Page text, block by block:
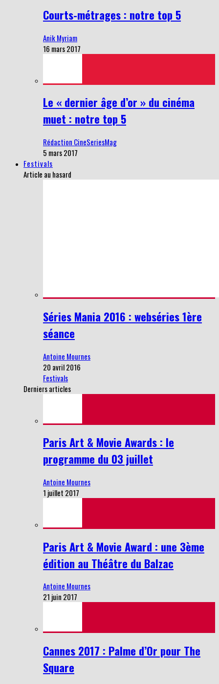
Courts-métrages : notre top 5
Anik Myriam
16 mars 2017
Le « dernier âge d’or » du cinéma
muet : notre top 5
Rédaction CineSeriesMag
5 mars 2017
Festivals
Article au hasard
Séries Mania 2016 : webséries 1ère
séance
Antoine Mournes
20 avril 2016
Festivals
Derniers articles
Paris Art & Movie Awards : le
programme du 03 juillet
Antoine Mournes
1 juillet 2017
Paris Art & Movie Award : une 3ème
édition au Théâtre du Balzac
Antoine Mournes
21 juin 2017
Cannes 2017 : Palme d’Or pour The
Square